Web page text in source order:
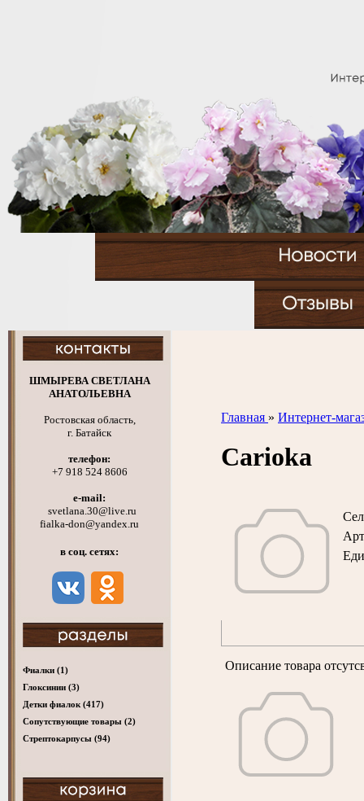
ШМЫРЕВА СВЕТЛАНА
АНАТОЛЬЕВНА
Ростовская область,
г. Батайск
телефон:
+7 918 524 8606
e-mail:
svetlana.30@live.ru
fialka-don@yandex.ru
в соц. сетях:
Фиалки (1)
Глоксинии (3)
Детки фиалок (417)
Cопутствующие товары (2)
Стрептокарпусы (94)
Главная » Интернет-
Carioka
Описание товара